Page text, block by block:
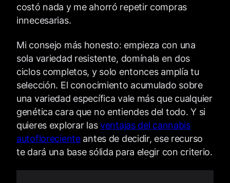
costó nada y me ahorró repetir compras
innecesarias.
Mi consejo más honesto: empieza con una
sola variedad resistente, domínala en dos
ciclos completos, y solo entonces amplía tu
selección. El conocimiento acumulado sobre
una variedad específica vale más que cualquier
genética cara que no entiendes del todo. Y si
quieres explorar lasventajas del cannabis
autoflorecienteantes de decidir, ese recurso
te dará una base sólida para elegir con criterio.